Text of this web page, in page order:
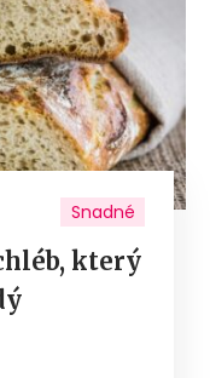
Snadné
který